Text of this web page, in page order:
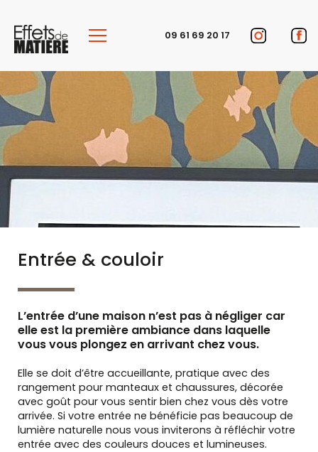
09 61 69 20 17
Entrée & couloir
L’entrée d’une maison n’est pas à négliger car
elle est la première ambiance dans laquelle
vous vous plongez en arrivant chez vous.
Elle se doit d’être accueillante, pratique avec des
rangement pour manteaux et chaussures, décorée
avec goût pour vous sentir bien chez vous dès votre
arrivée. Si votre entrée ne bénéficie pas beaucoup de
lumière naturelle nous vous inviterons à réfléchir votre
entrée avec des couleurs douces et lumineuses.